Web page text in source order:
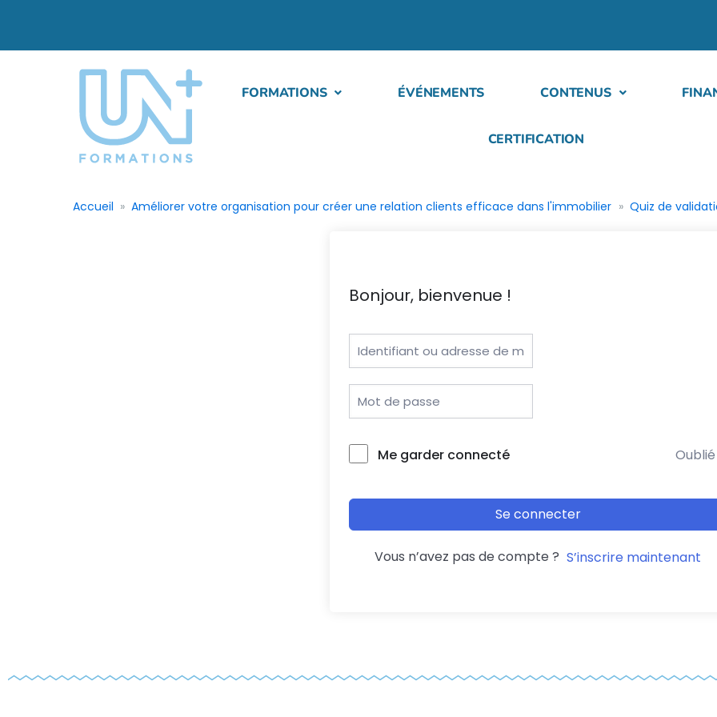
FORMATIONS ÉVÉNEMENTS CONTENUS
CERTIFICATION
Accueil Améliorer votre organisation pour créer une relation clients efficace dans l'immobilier Quiz de
Bonjour, bienvenue !
Me garder connecté
Se connecter
Vous n’avez pas de compte ? S’inscrire maintenant